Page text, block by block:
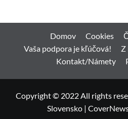
Domov Cookies
Vaša podpora je kľúčová!
Z
Kontakt/Námety
Copyright © 2022 All rights
Slovensko |